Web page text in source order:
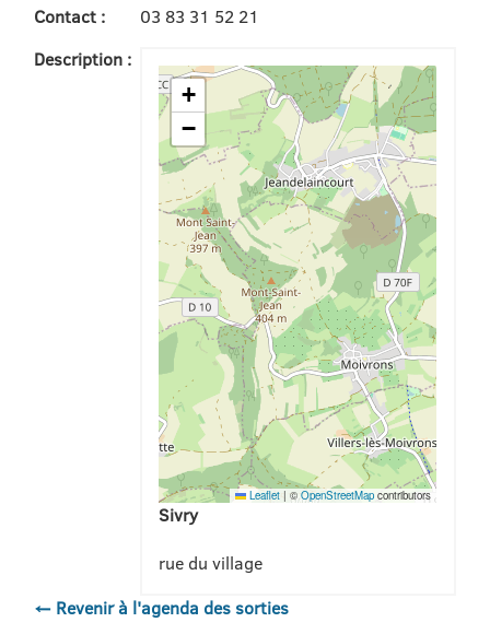
Contact :
03 83 31 52 21
Description :
+
−
Leaflet | ©OpenStreetMap contributors
Sivry
rue du village
← Revenir à l'agenda des sorties